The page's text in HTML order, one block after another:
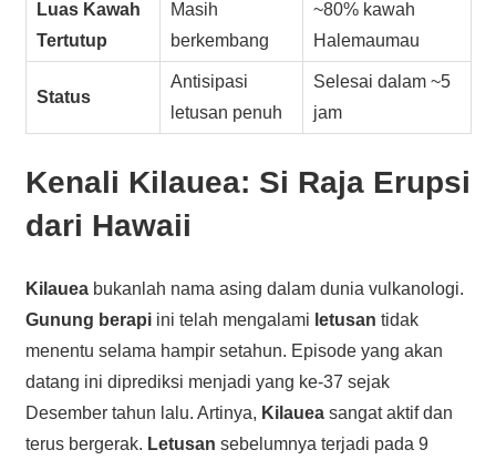
Luas Kawah
Tertutup
Masih
berkembang
~80% kawah
Halemaumau
Status
Antisipasi
letusan penuh
Selesai dalam ~5
jam
Kenali Kilauea: Si Raja Erupsi
dari Hawaii
Kilaueabukanlah nama asing dalam dunia vulkanologi.
Gunung berapiini telah mengalami letusan tidak
menentu selama hampir setahun. Episode yang akan
datang ini diprediksi menjadi yang ke-37 sejak
Desember tahun lalu. Artinya, Kilaueasangat aktif dan
terus bergerak. Letusan sebelumnya terjadi pada 9